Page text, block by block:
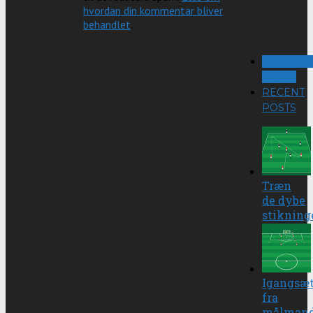
hvordan din kommentar bliver
behandlet.
RECENT
POSTS
Træn
de dybe
fra